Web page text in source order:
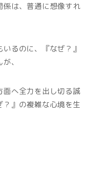
は、普通に想像すれ
るのに、『なぜ？』
、
面へ全力を出し切る誠
』の複雑な心境を生